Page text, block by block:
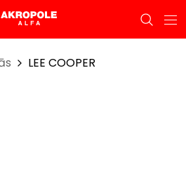
LEE COOPER